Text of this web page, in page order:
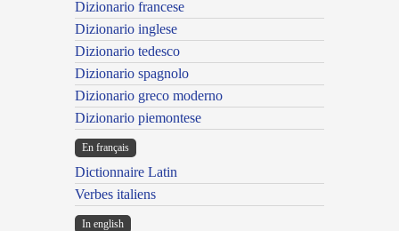
Dizionario francese
Dizionario inglese
Dizionario tedesco
Dizionario spagnolo
Dizionario greco moderno
Dizionario piemontese
En français
Dictionnaire Latin
Verbes italiens
In english